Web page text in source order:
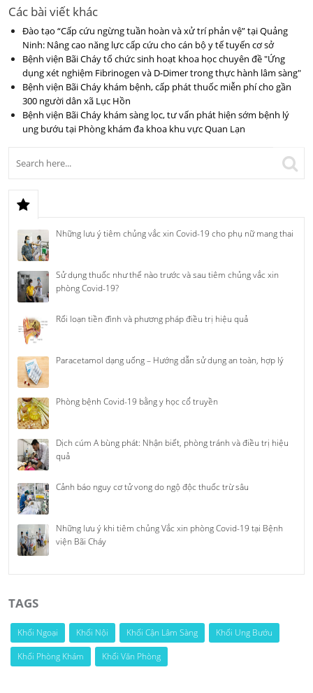
Các bài viết khác
Đào tạo “Cấp cứu ngừng tuần hoàn và xử trí phản vệ” tại Quảng
Ninh: Nâng cao năng lực cấp cứu cho cán bộ y tế tuyến cơ sở
Bệnh viện Bãi Cháy tổ chức sinh hoạt khoa học chuyên đề "Ứng
dụng xét nghiệm Fibrinogen và D-Dimer trong thực hành lâm sàng"
Bệnh viện Bãi Cháy khám bệnh, cấp phát thuốc miễn phí cho gần
300 người dân xã Lục Hồn
Bệnh viện Bãi Cháy khám sàng lọc, tư vấn phát hiện sớm bệnh lý
ung bướu tại Phòng khám đa khoa khu vực Quan Lạn
Những lưu ý tiêm chủng vắc xin Covid-19 cho phụ nữ mang thai
Sử dụng thuốc như thế nào trước và sau tiêm chủng vắc xin
phòng Covid-19?
Rối loạn tiền đình và phương pháp điều trị hiệu quả
Paracetamol dạng uống – Hướng dẫn sử dụng an toàn, hợp lý
Phòng bệnh Covid-19 bằng y học cổ truyền
Dịch cúm A bùng phát: Nhận biết, phòng tránh và điều trị hiệu
quả
Cảnh báo nguy cơ tử vong do ngộ độc thuốc trừ sâu
Những lưu ý khi tiêm chủng Vắc xin phòng Covid-19 tại Bệnh
viện Bãi Cháy
TAGS
Khối Ngoại Khối Nội Khối Cận Lâm Sàng
Khối Ung Bướu
Khối Phòng Khám
Khối Văn Phòng